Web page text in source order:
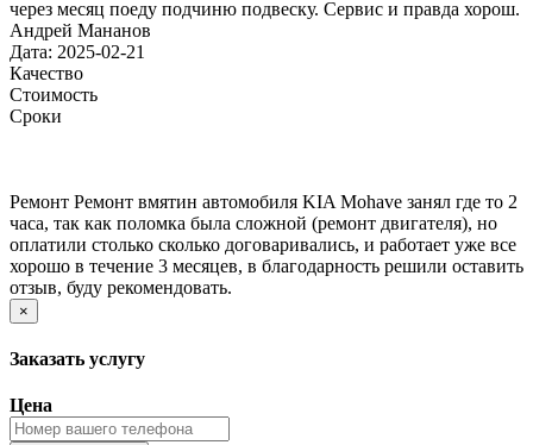
через месяц поеду подчиню подвеску. Сервис и правда хорош.
Андрей Мананов
Дата: 2025-02-21
Качество
Стоимость
Сроки
Ремонт Ремонт вмятин автомобиля KIA Mohave занял где то 2
часа, так как поломка была сложной (ремонт двигателя), но
оплатили столько сколько договаривались, и работает уже все
хорошо в течение 3 месяцев, в благодарность решили оставить
отзыв, буду рекомендовать.
×
Заказать услугу
Цена